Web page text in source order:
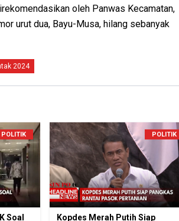
oleh Panwas Kecamatan,
urut dua, Bayu-Musa, hilang sebanyak
2024
POLITIK
Soal
POLITIK
Kopdes Merah Putih Siap